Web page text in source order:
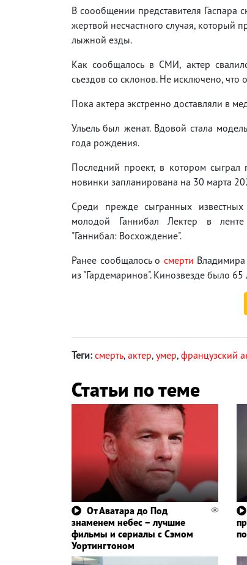
В соообщении представителя Гаспара
жертвой несчастного случая, который
лыжной езды.
Как сообщалось в СМИ, актер
съездов со склонов. Не исключено,
Пока актера экстренно доставляли в
Ульель был женат. Вдовой стала
года рождения.
Последний проект, в котором
новинки запланирована на 30 марта
Среди прежде сыгранных
молодой Ганнибал Лектер в
"Ганнибал: Восхождение".
Ранее сообщалось о смерти Владимира
из "Гардемаринов". Кинозвезде было 65
Теги: смерть, актер, умер, французский
Статьи по теме
От Аватара до Под
знаменем небес – лучшие
фильмы и сериалы с Сэмом
Уортингтоном